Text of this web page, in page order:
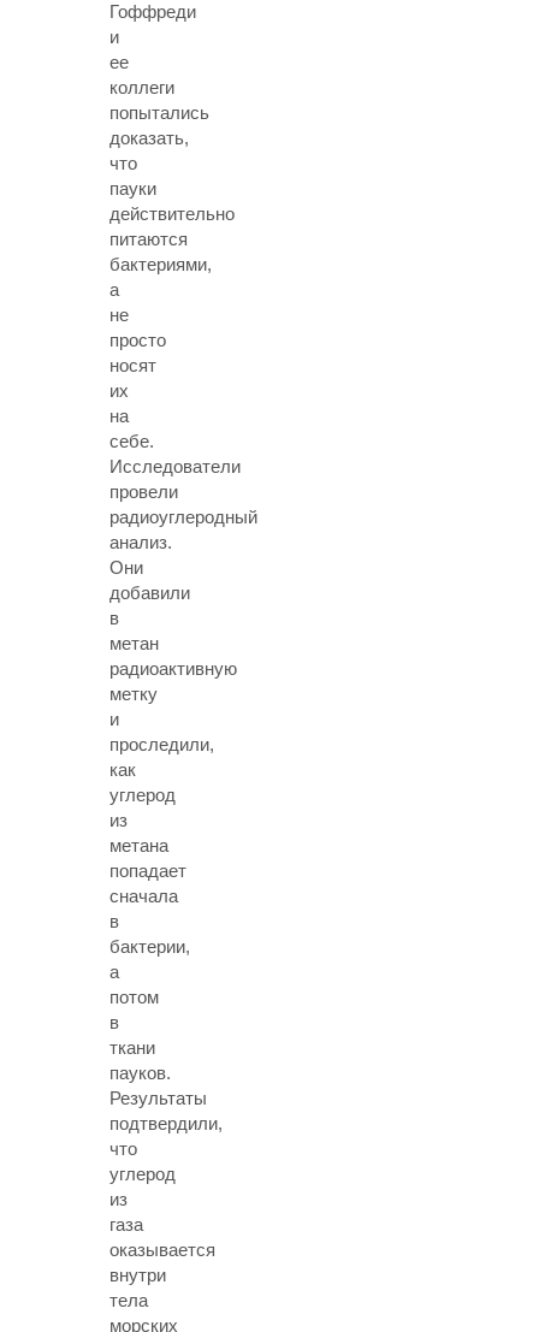
Гоффреди
и
ее
коллеги
попытались
доказать,
что
пауки
действительно
питаются
бактериями,
а
не
просто
носят
их
на
себе.
Исследователи
провели
радиоуглеродный
анализ.
Они
добавили
в
метан
радиоактивную
метку
и
проследили,
как
углерод
из
метана
попадает
сначала
в
бактерии,
а
потом
в
ткани
пауков.
Результаты
подтвердили,
что
углерод
из
газа
оказывается
внутри
тела
морских